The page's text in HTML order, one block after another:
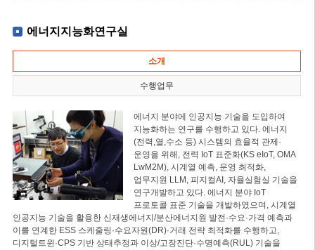
에너지지능화연구실
소개
수행업무
에너지 분야에 인공지능 기술을 도입하여
지능화하는 연구를 수행하고 있다. 에너지
(전력,열,수소 등) 시스템의 효율적 관제·
운영을 위해, 전력 IoT 표준화(KS eIoT, OMA
LwM2M), 시계열 예측, 운영 최적화,
업무지원 LLM, 피지컬AI, 자율실험실 기술을
연구개발하고 있다. 에너지 분야 IoT
프로토콜 표준 기술을 개발하였으며, 시계열
인공지능 기술을 활용한 신재생에너지/분산에너지원 발전·수요·가격 예측과
이를 연계한 ESS 스케줄링·수요자원(DR)·거래 전략 최적화를 수행하고,
디지털트윈·CPS 기반 상태추정과 이상/고장진단·수명예측(RUL) 기술을